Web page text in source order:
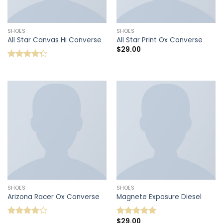
SHOES
All Star Canvas Hi Converse
SHOES
All Star Print Ox Converse
$29.00
SHOES
Arizona Racer Ox Converse
SHOES
Magnete Exposure Diesel